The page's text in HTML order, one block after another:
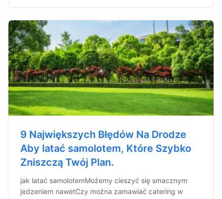
9 Największych Błędów Na Drodze
Aby latać samolotem, Które Szybko
Zniszczą Twój Plan.
jak latać samolotemMożemy cieszyć się smacznym
jedzeniem nawetCzy można zamawiać catering w